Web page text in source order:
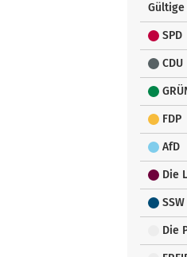
SPD
CDU
FDP
AfD
Die
SSW
Die